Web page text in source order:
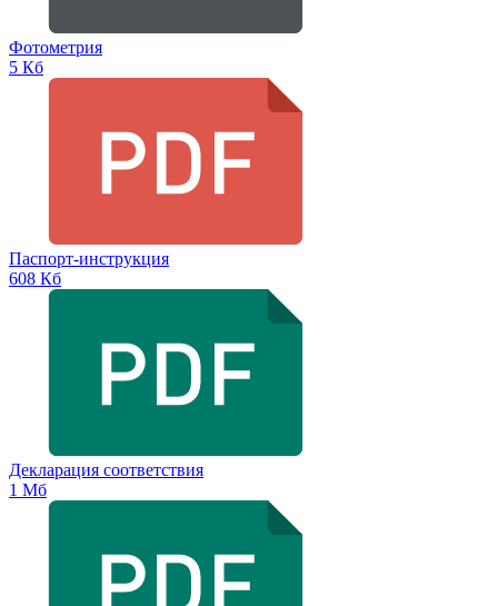
Фотометрия
5 Кб
Паспорт-инструкция
608 Кб
Декларация соответствия
1 Мб